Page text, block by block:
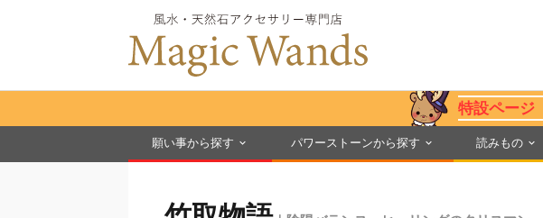
特設ページ
願い事から探す パワーストーンから探す 読みもの